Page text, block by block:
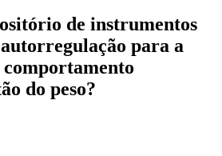
de instrumentos
para a
do peso?